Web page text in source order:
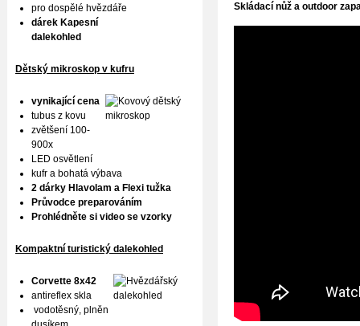
Skládací nůž a outdoor
pro dospělé hvězdáře
dárek Kapesní
dalekohled
Dětský mikroskop v kufru
vynikající cena
tubus z kovu
zvětšení 100-
900x
LED osvětlení
kufr a bohatá výbava
2 dárky Hlavolam a Flexi tužka
Průvodce preparováním
Prohlédněte si video se vzorky
Kompaktní turistický dalekohled
Corvette 8x42
antireflex skla
vodotěsný, plněn